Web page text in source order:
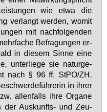
wie et­wa die
ver­langt wer­den, wo­mit
mit nach­fol­gen­den
Be­fra­gun­gen er­
in die­sem Sin­ne ei­ne
un­ter­lie­ge sie na­tur­ge­
nach § 96 ff. StPO/ZH.
in ih­rer
al­len­falls ih­re Or­ga­ne
der Aus­kunfts- und Zeu­